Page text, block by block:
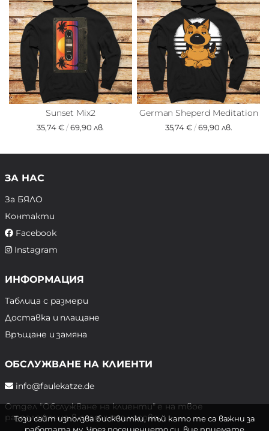
Sunset Mix2
35,74 €/69,90 лв.
German Sheperd Meditation
35,74 €/69,90 лв.
ЗА НАС
За БЯЛО
Контакти
Facebook
Instagram
ИНФОРМАЦИЯ
Таблица с размери
Доставка и плащане
Връщане и замяна
ОБСЛУЖВАНЕ НА КЛИЕНТИ
info@faulekatze.de
Отдел "Обслужване на клиенти" е на твое
разположение в следните часове:
Този сайт използва бисквитки, тъй като те са важни за